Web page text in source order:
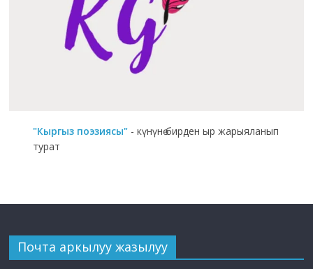
"Кыргыз поэзиясы" - күнүнө бирден ыр жарыяланып
турат
Почта аркылуу жазылуу